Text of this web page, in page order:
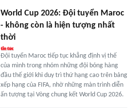
World Cup 2026: Đội tuyển Maroc
- không còn là hiện tượng nhất
thời
Đội tuyển Maroc tiếp tục khẳng định vị thế
của mình trong nhóm những đội bóng hàng
đầu thế giới khi duy trì thứ hạng cao trên bảng
xếp hạng của FIFA, nhờ những màn trình diễn
ấn tượng tại Vòng chung kết World Cup 2026.